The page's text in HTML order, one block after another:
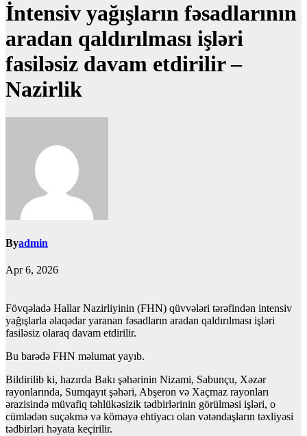
İntensiv yağışların fəsadlarının
aradan qaldırılması işləri
fasiləsiz davam etdirilir –
Nazirlik
Byadmin
Apr 6, 2026
Fövqəladə Hallar Nazirliyinin (FHN) qüvvələri tərəfindən intensiv
yağışlarla əlaqədar yaranan fəsadların aradan qaldırılması işləri
fasiləsiz olaraq davam etdirilir.
Bu barədə FHN məlumat yayıb.
Bildirilib ki, hazırda Bakı şəhərinin Nizami, Sabunçu, Xəzər
rayonlarında, Sumqayıt şəhəri, Abşeron və Xaçmaz rayonları
ərazisində müvafiq təhlükəsizik tədbirlərinin görülməsi işləri, o
cümlədən suçəkmə və köməyə ehtiyacı olan vətəndaşların təxliyəsi
tədbirləri həyata keçirilir.